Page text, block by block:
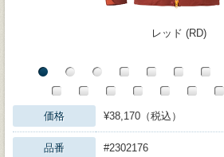
レッド (RD)
価格 ¥38,170（税込）
品番 #2302176